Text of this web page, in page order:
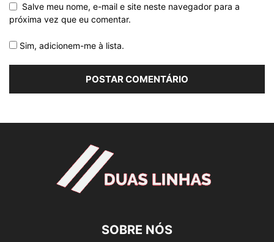
Salve meu nome, e-mail e site neste navegador para a
próxima vez que eu comentar.
Sim, adicionem-me à lista.
SOBRE NÓS